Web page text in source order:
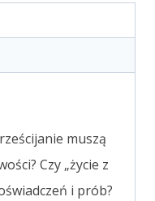
muszą
Czy „życie z
i prób?